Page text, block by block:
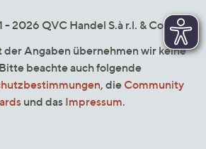
2026 QVC Handel S.à r.l. & Co. KG
der Angaben übernehmen wir keine
beachte auch folgende
, die Community
und das Impressum.